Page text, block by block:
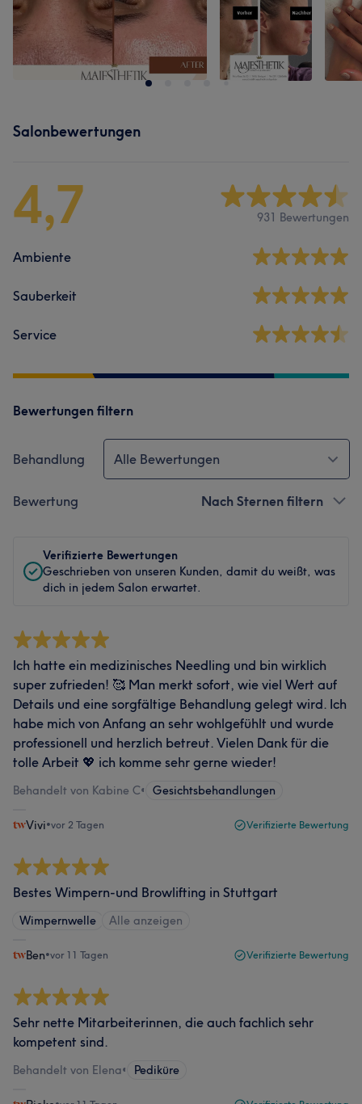
Salonbewertungen
4,7 931 Bewertungen
Ambiente
Sauberkeit
Service
Bewertungen filtern
Behandlung Alle Bewertungen
Bewertung Nach Sternen filtern
Verifizierte Bewertungen
Geschrieben von unseren Kunden, damit du weißt, was
dich in jedem Salon erwartet.
Ich hatte ein medizinisches Needling und bin wirklich
super zufrieden! 🥰 Man merkt sofort, wie viel Wert auf
Details und eine sorgfältige Behandlung gelegt wird. Ich
habe mich von Anfang an sehr wohlgefühlt und wurde
professionell und herzlich betreut. Vielen Dank für die
tolle Arbeit 💖 ich komme sehr gerne wieder!
Behandelt von Kabine C• Gesichtsbehandlungen
Vivi•vor 2 Tagen Verifizierte Bewertung
Bestes Wimpern-und Browlifting in Stuttgart
Wimpernwelle Alle anzeigen
Ben•vor 11 Tagen Verifizierte Bewertung
Sehr nette Mitarbeiterinnen, die auch fachlich sehr
kompetent sind.
Behandelt von Elena• Pediküre